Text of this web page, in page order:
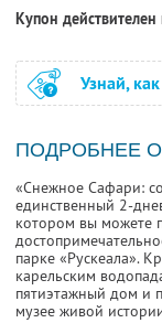
Купон
Узнай,
ПОДРОБНЕЕ
«Снежное Сафари:
единственный 2-
котором вы можете
парке «Рускеала».
карельским
пятиэтажный дом и
музее живой